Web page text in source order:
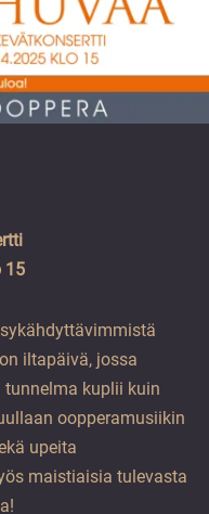
15
iltapäivä, jossa
kuplii kuin
oopperamusiikin
upeita
maistiaisia tulevasta